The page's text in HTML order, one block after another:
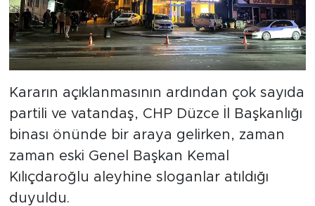
Kararın açıklanmasının ardından çok sayıda
partili ve vatandaş, CHP Düzce İl Başkanlığı
binası önünde bir araya gelirken, zaman
zaman eski Genel Başkan Kemal
Kılıçdaroğlu aleyhine sloganlar atıldığı
duyuldu.